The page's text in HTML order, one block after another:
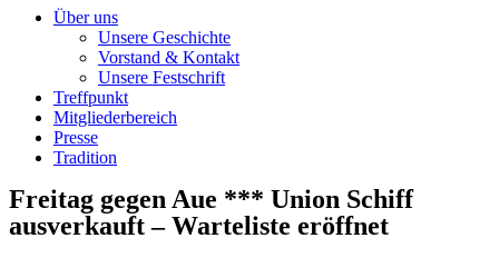
Über uns
Unsere Geschichte
Vorstand & Kontakt
Unsere Festschrift
Treffpunkt
Mitgliederbereich
Presse
Tradition
Freitag gegen Aue *** Union Schiff
ausverkauft – Warteliste eröffnet